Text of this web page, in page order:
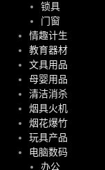
锁具
门窗
情趣计生
教育器材
文具用品
母婴用品
清洁消杀
烟具火机
烟花爆竹
玩具产品
电脑数码
办公